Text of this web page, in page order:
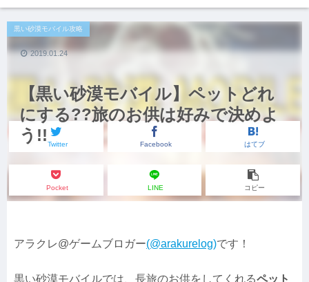
【黒い砂漠モバイル】ペットどれ
にする??旅のお供は好みで決めよ
う!!
黒い砂漠モバイル攻略
Twitter Facebook はてブ
Pocket LINE コピー
2019.01.24
アラクレ@ゲームブロガー(@arakurelog)です！
黒い砂漠モバイルでは、長旅のお供をしてくれるペット